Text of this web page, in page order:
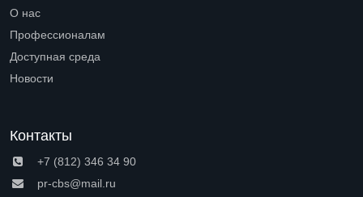
О нас
Профессионалам
Доступная среда
Новости
Контакты
+7 (812) 346 34 90
pr-cbs@mail.ru